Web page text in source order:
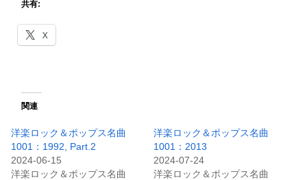
共有:
X
関連
洋楽ロック＆ポップス名曲
1001：1992, Part.2
2024-06-15
洋楽ロック＆ポップス名曲
洋楽ロック＆ポップス名曲
1001：2013
2024-07-24
洋楽ロック＆ポップス名曲